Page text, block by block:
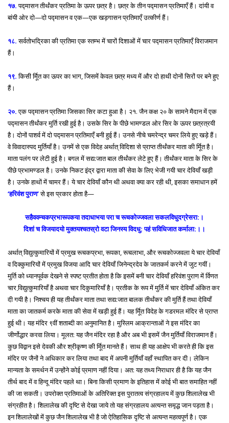
१७.पद्मासन तीर्थंकर प्रतिमा के ऊपर छत्र है। छत्र के तीन पद्मासन प्रतिमाएँ हैं। दांयी व
बांयी ओर दो—दो पद्मासन व एक—एक खड़गासन प्रतिमाएँ उत्कीर्ण हैं।
१८. सर्वतोभद्रिका की प्रतिमा एक स्तम्भ में चारों दिशाओं में चार पद्मासन प्रतिमाएँ विराजमान
हैं।
१९. किसी र्मूित का ऊपर का भाग, जिसमें केवल छत्र मध्य में और दो हाथी दोनों सिरों पर बने हुए
हैं।
२०. एक पद्मासन प्रतिमा जिसका सिर कटा हुआ है। २१. जैन कक्ष २० के सामने मैदान में एक
पद्मासन तीर्थंकर मुर्ति रखी हुई है। उसके सिर के पीछे भामण्डल ओर सिर के ऊपर छत्रत्रयी
है। दोनों पाशर्व में दो पद्मासन प्रतिमाएँ बनी हुई हैं। उनसे नीचे चमरेन्द्र चमर लिये हुए खड़े हैं।
वे विवादास्पद मुर्तियाँ है। उनमें से एक विदेह अर्थात् विदिशा से प्राप्त तीर्थंकर माता की र्मूित है।
माता पलंग पर लेटी हुई है। बगल में सद्य:जात बाल तीर्थंकर लेटे हुए हैं। तीर्थंकर माता के सिर के
पीछे प्रभामण्डल है। उनके निकट इंद्र द्वारा माता की सेवा के लिए भेजी गयी चार देवियाँ खड़ी
है। उनके हाथों में चामर हैं। ये चार देवियाँ कौन थी अथवा क्या कर रही थी, इसका समाधान हमें
‘हरिवंश पुराण’से इस प्रकार होता है—
सहैववम्चकप्रभारूपकया तदाधाभया परा च रूचकोज्जवला सकलविधुदग्रेसरा:।
दिशां च विजयादयो मुक्तयश्चतस्रो वटा जिनस्य विदधु: पहं सविधिजात कर्माला:।।
अर्थात् विद्युत्कुमारियों में प्रमुख रूचकप्रभा, रूपका, रूचलाभा, और रूचकोज्जवला ये चार देवियाँ
व दिक्कुमारियों में प्रमुख विजया आदि चार देवियाँ जिनेन्द्रदेव के जातकर्म करने में जुट गयीं।
मुर्ति को ध्यानपूर्वक देखने से स्पष्ट प्रतीत होता है कि इसमें बनी चार देवियाँ हरिवंश पुराण में र्विणत
चार वि़द्युत्कुमारियाँ है अथवा चार दिकुमारियाँ है। प्रतीक के रूप में मुर्ति में चार देवियाँ अंकित कर
दी गयी है। निश्चय ही यह तीर्थंकर माता तथा सद्य:जात बालक तीर्थंकर की मुर्ति हैं तथा देवियाँ
माता का जातकर्म करके माता की सेवा में खड़ी हुई हैं। यह र्मूित विदेह के गडरमल मंदिर से प्राप्त
हुई थी। यह मंदिर ९वीं शताब्दी का अनुमानित है। मुस्लिम आक्रान्ताओं ने इस मंदिर का
जीर्णोद्धार करवा लिया। मूलत: यह जैन मंदिर रहा है और अब भी इसमें जैन मुर्तियाँ विराजमान हैं।
कुछ विद्वान इसे देवकी और श्रीकृष्ण की र्मूित मानते हैं। साथ ही यह आक्षेप भी करते ही कि इस
मंदिर पर जैनों ने अधिकार कर लिया तथा बाद में अपनी मुर्तियाँ वहाँ स्थापित कर दी। लेकिन
मान्यता के समर्थन में उन्होंने कोई प्रमाण नहीं दिया। अत: यह तथ्य निराधार ही है कि यह जैन
तीर्थ बाद में व हिन्दू मंदिर पहले था। बिना किसी प्रमाण के इतिहास में कोई भी बात समाहित नहीं
की जा सकती। उपरोक्त प्रतिमाओं के अतिरिक्त इस पुरातत्व संग्रहालय में कुछ शिलालेख भी
संग्रहीत है। शिलालेख की दृष्टि से देखा जाये तो यह संग्रहालय अत्यन्त समृद्ध जान पड़ता है।
इन शिलालेखों में कुछ जैन शिलालेख भी है जो ऐतिहासिक दृष्टि से अत्यन्त महत्वपूर्ण है। एक